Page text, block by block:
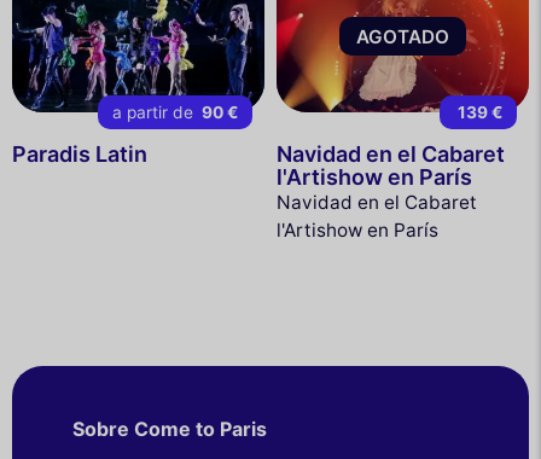
a partir de 90 €
Paradis Latin
AGOTADO
139 €
Navidad en el Cabaret
l'Artishow en París
Navidad en el Cabaret
l'Artishow en París
Sobre Come to Paris